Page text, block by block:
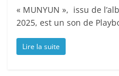
« MUNYUN », issu de
2025, est un son de
Lire la suite